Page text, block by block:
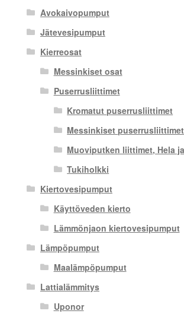
Avokaivopumput
Jätevesipumput
Kierreosat
Messinkiset osat
Puserrusliittimet
Kromatut puserrusliittimet
Messinkiset puserrusliittimet
Muoviputken liittimet, Hela
Tukiholkki
Kiertovesipumput
Käyttöveden kierto
Lämmönjaon kiertovesipumput
Lämpöpumput
Maalämpöpumput
Lattialämmitys
Uponor